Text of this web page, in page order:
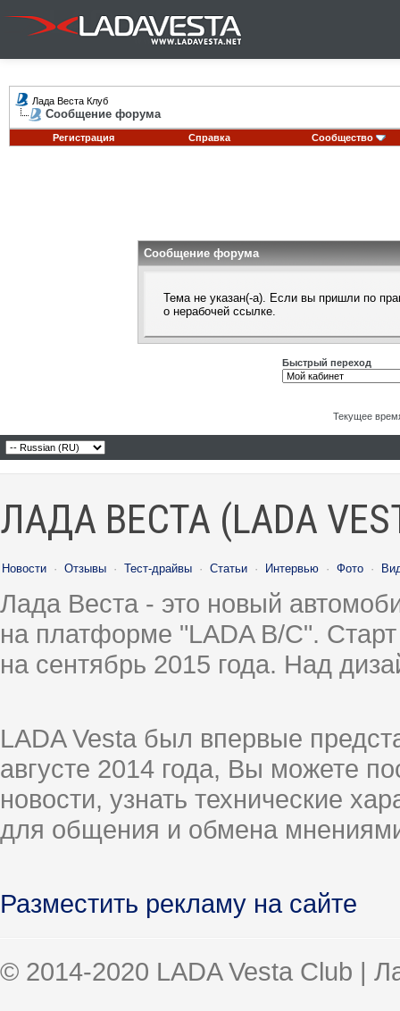
Лада Веста Клуб
Сообщение форума
Регистрация Справка Сообщество
Сообщение форума
Тема не указан(-а). Если вы пришли по
о нерабочей ссылке.
Быстрый переход
Текущее
ЛАДА ВЕСТА (LADA
Новости · Отзывы · Тест-драйвы · Статьи · Интервью · Фото ·
Лада Веста - это новый
на платформе "LADA B/C".
на сентябрь 2015 года. Над
LADA Vesta был впервые
августе 2014 года, Вы можете
новости, узнать технические
для общения и обмена
Разместить рекламу на сайте
© 2014-2020 LADA Vesta Club |